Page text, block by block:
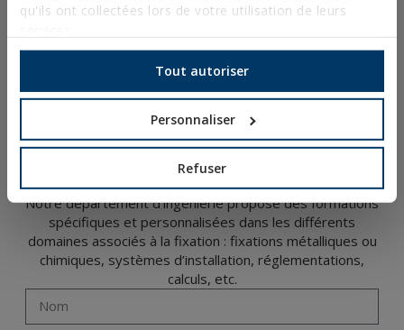
qu'ils ont collectées lors de votre utilisation de leurs
Tout autoriser
Personnaliser
Refuser
ACCÈS AUX TÉLÉCHARGEMENTS
FORMATION TECHNIQUE
Notre département d’ingénierie propose des formations
spécifiques et personnalisées dans les différents
domaines associés à la fixation : fixations métalliques ou
chimiques, systèmes d’installation, réglementations,
calculs, etc.